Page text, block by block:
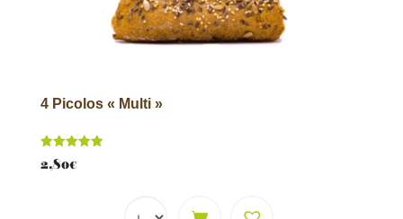
4 Picolos « Multi »
Note
5.00
2,80€